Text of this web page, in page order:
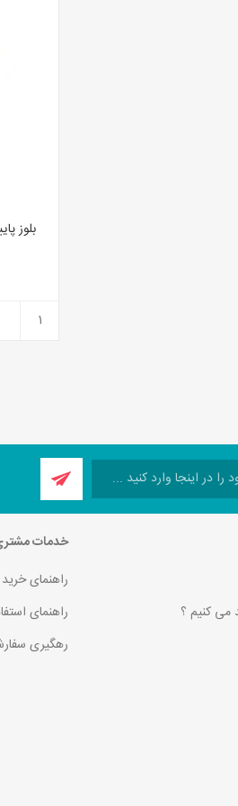
می کنیم ؟
خدمات
راهنمای خرید
راهنمای
رهگیری